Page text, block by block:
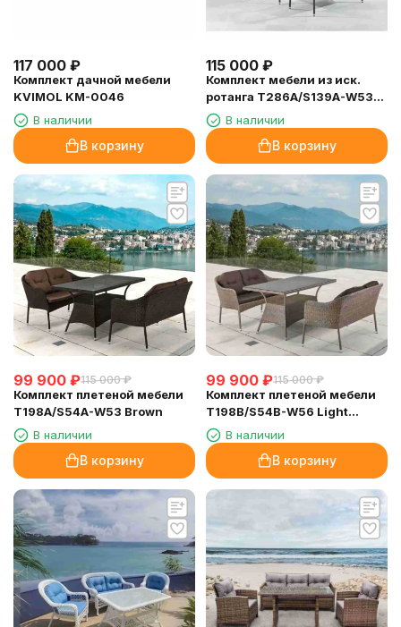
117 000 ₽
Комплект дачной мебели
KVIMOL KM-0046
В наличии
В корзину
115 000 ₽
Комплект мебели из иск.
ротанга T286A/S139A-W53
BrownВ наличии
В корзину
99 900 ₽115 000 ₽
Комплект плетеной мебели
T198A/S54A-W53 Brown
В наличии
В корзину
99 900 ₽115 000 ₽
Комплект плетеной мебели
T198B/S54B-W56 Light
brownВ наличии
В корзину